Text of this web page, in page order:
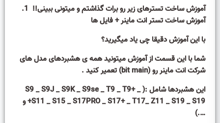
آموزش ساخت تسترهای زیر رو برات گذاشتم و میتونی ببینی!!
1.
آموزش ساخت تستر انت ماینر + فایل ها
با این آموزش دقیقا چی یاد میگیرید؟
شما با این قسمت از آموزش میتونید همه ی هشبردهای مدل های
شرکت انت ماینر رو (bit main) تعمیر کنید .
این هشبردها شامل :( S9 _ S9J _ S9K _ S9se _ T9 _ T9+ _
S11 _ S15 _ S17PRO _ S17+ _ T17_ Z11 _ S19 _ S19+ و
….)